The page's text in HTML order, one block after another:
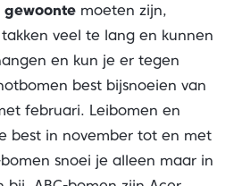
moeten zijn,
veel te lang en kunnen
en kun je er tegen
best bijsnoeien van
februari. Leibomen en
best in november tot en met
snoei je alleen maar in